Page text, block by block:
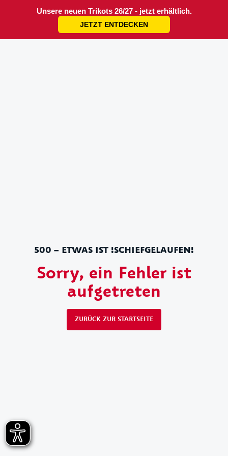
Unsere neuen Trikots 26/27 - jetzt erhältlich.
JETZT ENTDECKEN
500 – ETWAS IST !SCHIEFGELAUFEN!
Sorry, ein Fehler ist
aufgetreten
ZURÜCK ZUR STARTSEITE